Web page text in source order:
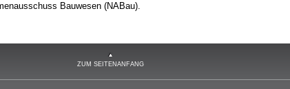
Bauwesen (NABau).
ZUM SEITENANFANG